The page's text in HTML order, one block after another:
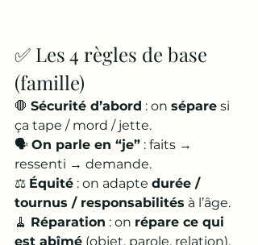
✅ Les 4 règles de base
(famille)
🛑 Sécurité d’abord : on sépare si
ça tape / mord / jette.
🗣️ On parle en “je” : faits →
ressenti → demande.
⚖️ Équité : on adapte durée /
tournus / responsabilités à l’âge.
🧹 Réparation : on répare ce qui
est abîmé (objet, parole, relation).